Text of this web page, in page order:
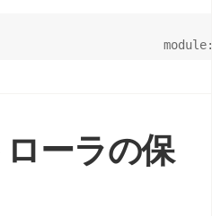
ローラの保